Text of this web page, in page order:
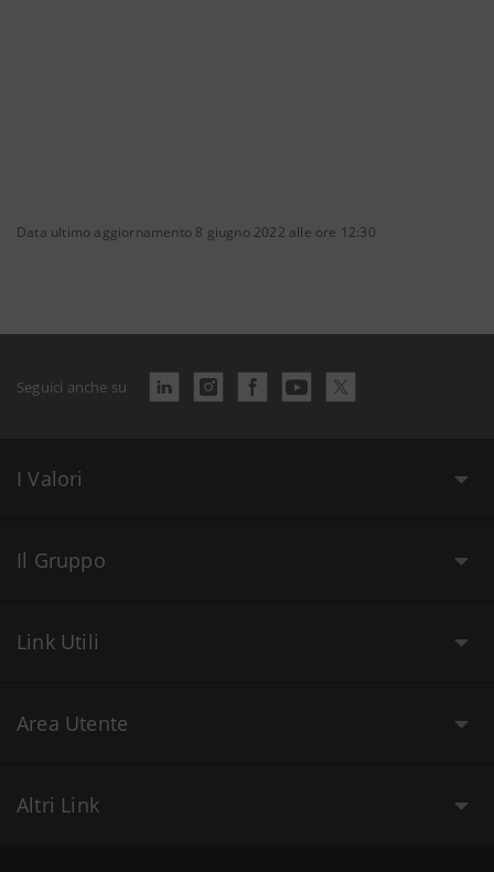
Data ultimo aggiornamento 8 giugno 2022 alle ore 12:30
Seguici anche su
I Valori
Il Gruppo
Link Utili
Area Utente
Altri Link